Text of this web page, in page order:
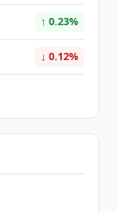
↑ 0.23%
↓ 0.12%